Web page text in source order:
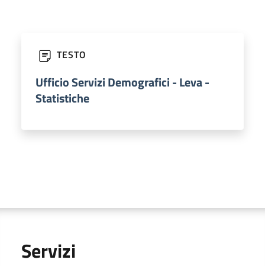
TESTO
Ufficio Servizi Demografici - Leva -
Statistiche
Servizi